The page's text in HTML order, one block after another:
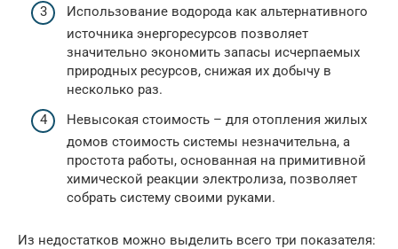
Использование водорода как альтернативного
источника энергоресурсов позволяет
значительно экономить запасы исчерпаемых
природных ресурсов, снижая их добычу в
несколько раз.
Невысокая стоимость – для отопления жилых
домов стоимость системы незначительна, а
простота работы, основанная на примитивной
химической реакции электролиза, позволяет
собрать систему своими руками.
Из недостатков можно выделить всего три показателя: